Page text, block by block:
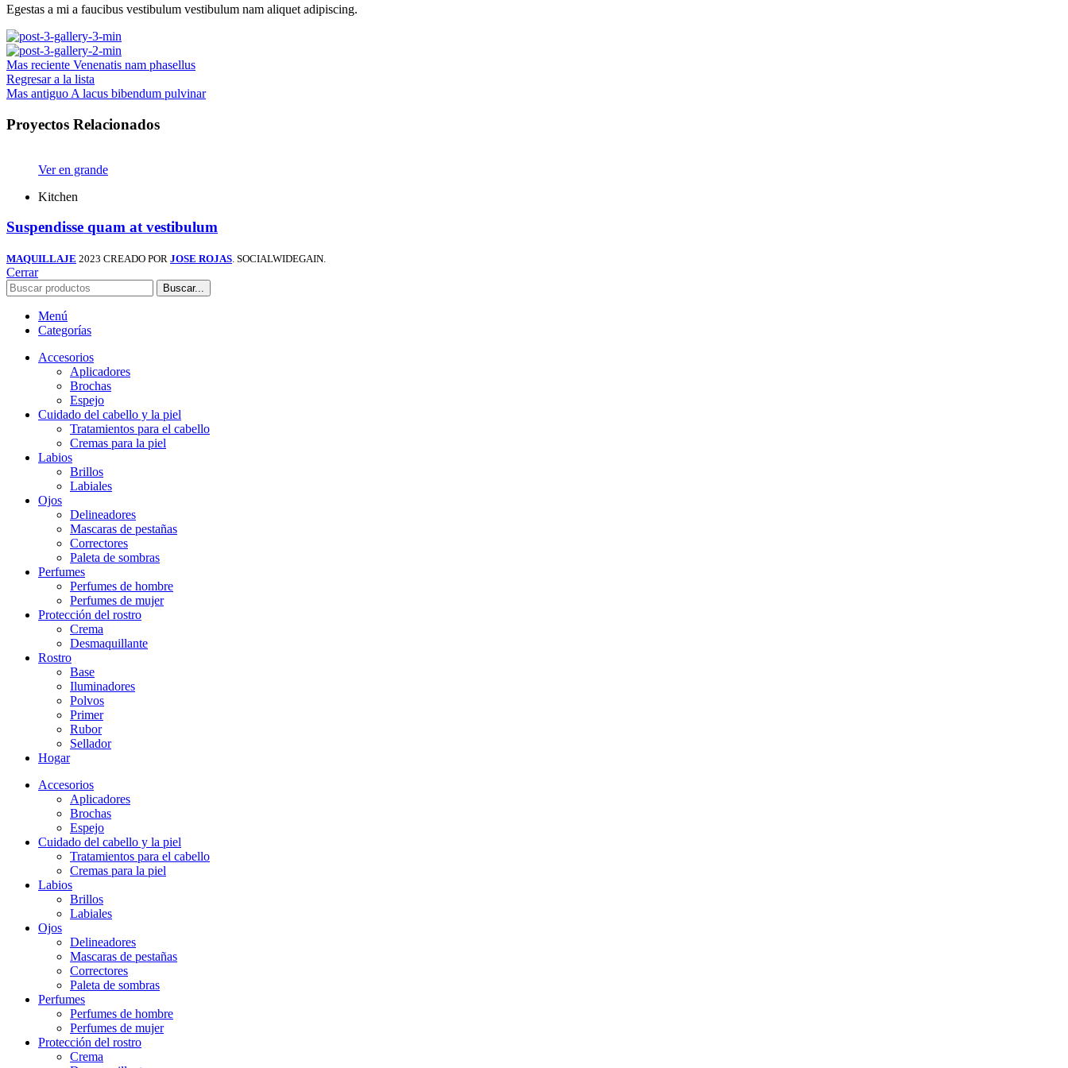
Egestas a mi a faucibus vestibulum vestibulum nam aliquet adipiscing.
Mas reciente Venenatis nam phasellus
Regresar a la lista
Mas antiguo A lacus bibendum pulvinar
Proyectos Relacionados
Ver en grande
Kitchen
Suspendisse quam at vestibulum
MAQUILLAJE 2023 CREADO POR JOSE ROJAS . SOCIALWIDEGAIN.
Cerrar
Buscar...
Menú
Categorías
Accesorios
Aplicadores
Brochas
Espejo
Cuidado del cabello y la piel
Tratamientos para el cabello
Cremas para la piel
Labios
Brillos
Labiales
Ojos
Delineadores
Mascaras de pestañas
Correctores
Paleta de sombras
Perfumes
Perfumes de hombre
Perfumes de mujer
Protección del rostro
Crema
Desmaquillante
Rostro
Base
Iluminadores
Polvos
Primer
Rubor
Sellador
Hogar
Accesorios
Aplicadores
Brochas
Espejo
Cuidado del cabello y la piel
Tratamientos para el cabello
Cremas para la piel
Labios
Brillos
Labiales
Ojos
Delineadores
Mascaras de pestañas
Correctores
Paleta de sombras
Perfumes
Perfumes de hombre
Perfumes de mujer
Protección del rostro
Crema